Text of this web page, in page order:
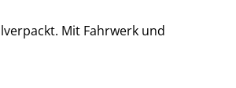
Mit Fahrwerk und